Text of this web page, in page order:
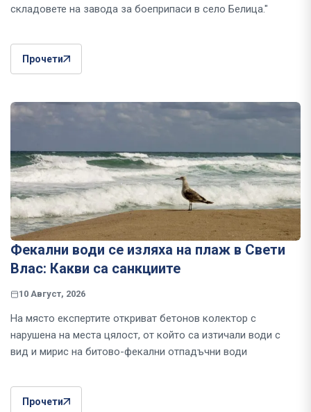
складовете на завода за боеприпаси в село Белица."
Прочети
Фекални води се изляха на плаж в Свети
Влас: Какви са санкциите
10 Август, 2026
На място експертите откриват бетонов колектор с
нарушена на места цялост, от който са изтичали води с
вид и мирис на битово-фекални отпадъчни води
Прочети